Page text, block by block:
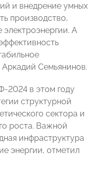
и внедрение умных
производство,
А
Семьянинов.
2024 в этом году
структурной
сектора и
роста. Важной
инфраструктура
энергии, отметил